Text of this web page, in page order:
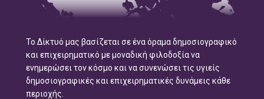
Το Δίκτυό μας βασίζεται σε ένα όραμα δημοσιογραφικό
και επιχειρηματικό με μοναδική φιλοδοξία να
ενημερώσει τον κόσμο και να συνενώσει τις υγιείς
δημοσιογραφικές και επιχειρηματικές δυνάμεις κάθε
περιοχής.